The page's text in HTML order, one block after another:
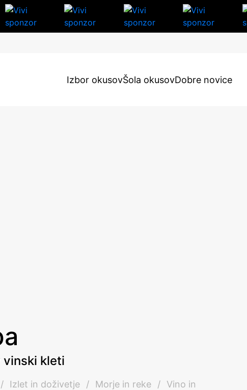
Izbor okusovŠola okusovDobre novice
vinski kleti
/ Izlet in doživetje / Morje in reke /
Vino in